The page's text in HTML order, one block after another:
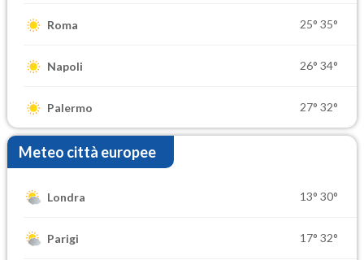
Roma 25° 35°
Napoli 26° 34°
Palermo 27° 32°
Meteo città europee
Londra 13° 30°
Parigi 17° 32°